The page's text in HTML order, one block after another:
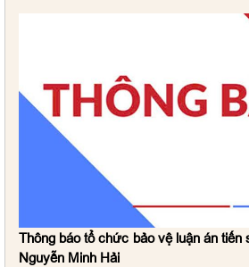
Thông báo tổ chức bảo vệ luận án
Nguyễn Minh Hải